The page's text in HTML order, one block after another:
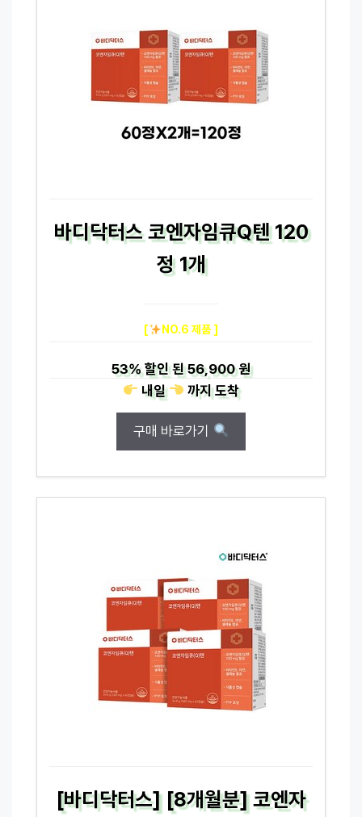
바디닥터스 코엔자임큐Q텐 120
정 1개
[ NO.6 제품 ]
53%할인 된56,900 원
내일
까지도착
구매 바로가기
[바디닥터스] [8개월분] 코엔자